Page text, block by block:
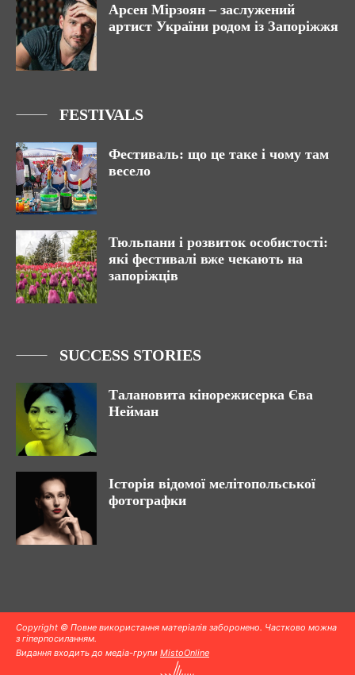
Арсен Мірзоян – заслужений
артист України родом із Запоріжжя
FESTIVALS
Фестиваль: що це таке і чому там
весело
Тюльпани і розвиток особистості:
які фестивалі вже чекають на
запоріжців
SUCCESS STORIES
Талановита кінорежисерка Єва
Нейман
Історія відомої мелітопольської
фотографки
Copyright © Повне використання матеріалів заборонено. Частково можна
з гіперпосиланням.
Видання входить до медіа-групи MistoOnline